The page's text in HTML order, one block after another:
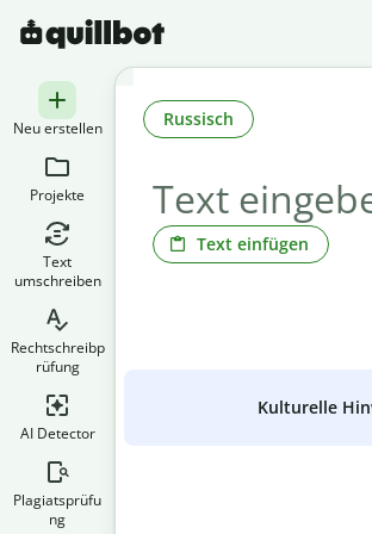
Neu erstellen
Projekte
Text
umschreiben
Rechtschreibp
rüfung
AI Detector
Plagiatsprüfu
ng
Text einfügen
Russisch
Kulturelle